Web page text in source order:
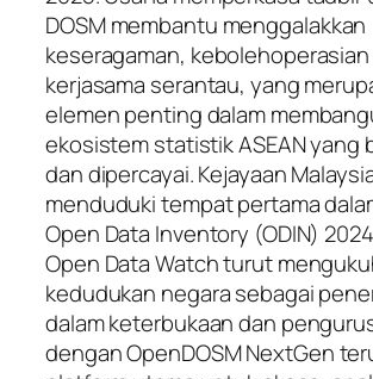
DOSM membantu menggalakkan
keseragaman,
kerjasama serantau, yang
elemen penting dalam
ekosistem statistik ASEAN yang
dan dipercayai. Kejayaan
menduduki tempat pertama
Open Data Inventory (ODIN)
Open Data Watch turut
kedudukan negara sebagai
dalam keterbukaan dan
dengan OpenDOSM NextGen